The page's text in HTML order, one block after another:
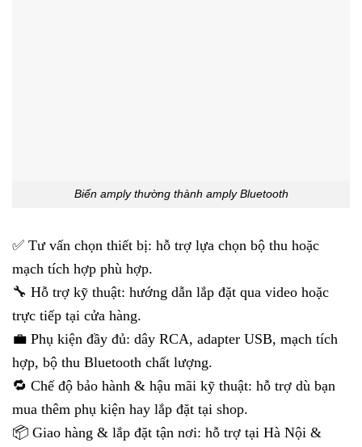
Biến amply thường thành amply Bluetooth
✅ Tư vấn chọn thiết bị: hỗ trợ lựa chọn bộ thu hoặc
mạch tích hợp phù hợp.
🔧 Hỗ trợ kỹ thuật: hướng dẫn lắp đặt qua video hoặc
trực tiếp tại cửa hàng.
💼 Phụ kiện đầy đủ: dây RCA, adapter USB, mạch tích
hợp, bộ thu Bluetooth chất lượng.
🔁 Chế độ bảo hành & hậu mãi kỹ thuật: hỗ trợ dù bạn
mua thêm phụ kiện hay lắp đặt tại shop.
📦 Giao hàng & lắp đặt tận nơi: hỗ trợ tại Hà Nội &